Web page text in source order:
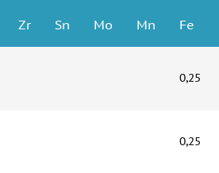
Zr Sn Мо Mn Fe
0,25
0,25